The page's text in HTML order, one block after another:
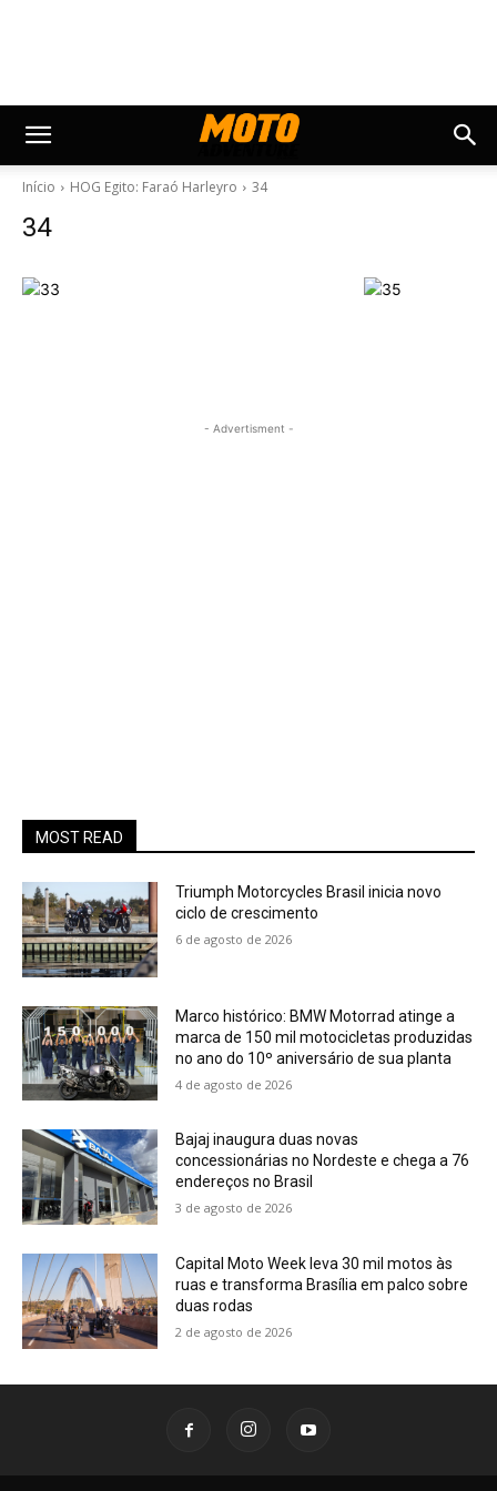
Início HOG Egito: Faraó Harleyro 34
34
- Advertisment -
MOST READ
Triumph Motorcycles Brasil inicia novo
ciclo de crescimento
6 de agosto de 2026
Marco histórico: BMW Motorrad atinge a
marca de 150 mil motocicletas produzidas
no ano do 10º aniversário de sua planta
4 de agosto de 2026
Bajaj inaugura duas novas
concessionárias no Nordeste e chega a 76
endereços no Brasil
3 de agosto de 2026
Capital Moto Week leva 30 mil motos às
ruas e transforma Brasília em palco sobre
duas rodas
2 de agosto de 2026